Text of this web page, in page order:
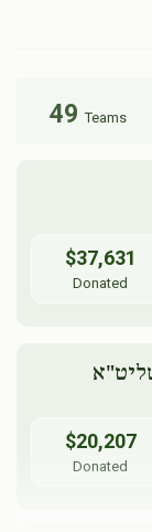
49Teams
$37,631
Donated
$20,207
Donated